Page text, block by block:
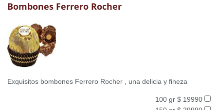
Bombones Ferrero Rocher
Exquisitos bombones Ferrero Rocher , una delicia y fineza
100 gr $ 19990